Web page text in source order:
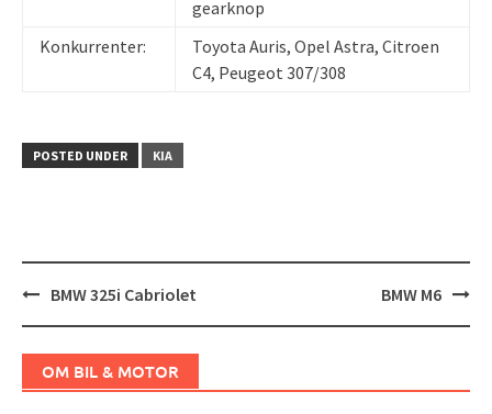
gearknop
Konkurrenter:
Toyota Auris, Opel Astra, Citroen
C4, Peugeot 307/308
POSTED UNDER KIA
PostBMW 325i Cabriolet BMW M6
OM BIL & MOTOR